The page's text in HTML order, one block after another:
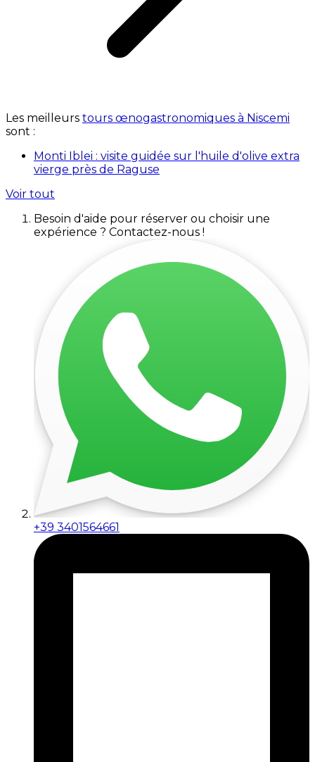
Les meilleurs tours œnogastronomiques à Niscemi
sont :
Monti Iblei : visite guidée sur l'huile d'olive extra
vierge près de Raguse
Voir tout
Besoin d'aide pour réserver ou choisir une
expérience ? Contactez-nous !
+39 3401564661